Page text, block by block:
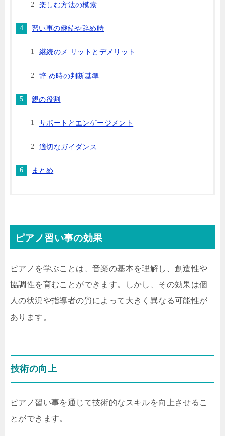
楽しむ方法の模索
習い事の継続や辞め時
継続のメ リットとデメリット
辞 め時の判断基準
親の役割
サポートとエンゲージメント
適切なガイダンス
まとめ
ピアノ習い事の効果
ピアノを学ぶことは、音楽の基本を理解し、創造性や
協調性を育むことができます。しかし、その効果は個
人の状況や指導者の質によって大きく異なる可能性が
あります。
技術の向上
ピアノ習い事を通じて技術的なスキルを向上させるこ
とができます。